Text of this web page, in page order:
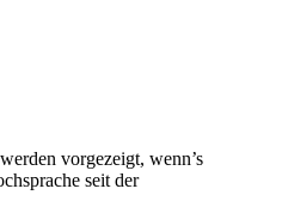
vorgezeigt, wenn’s
seit der